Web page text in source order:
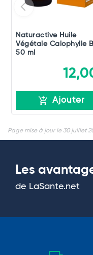
Naturactive Huile
Végétale Calophylle
50 ml
Ajouter
Page mise à jour le 30 juillet
Les
de LaSante.net